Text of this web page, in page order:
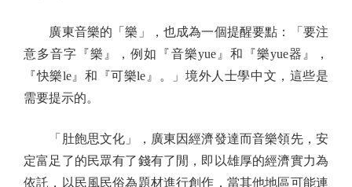
廣東音樂的「樂」，也成為一個提醒要點：「要注
意多音字『樂』，例如『音樂yue』和『樂yue器』，
『快樂le』和『可樂le』。」境外人士學中文，這些是
需要提示的。
「肚飽思文化」，廣東因經濟發達而音樂領先，安
定富足了的民眾有了錢有了閒，即以雄厚的經濟實力為
依託，以民風民俗為題材進行創作，當其他地區可能連